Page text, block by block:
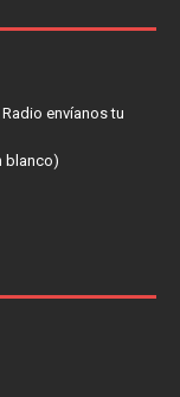
envíanos tu
blanco)